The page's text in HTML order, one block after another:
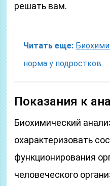
решать вам.
Читать еще:
норма у подростков
Показания к
Биохимический
охарактеризовать
функционирования
человеческого